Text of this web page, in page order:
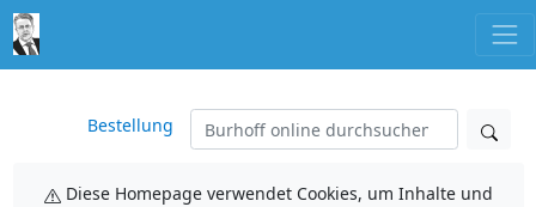
Bestellung
Diese Homepage verwendet Cookies, um Inhalte und